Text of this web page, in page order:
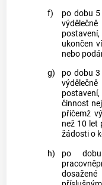
f)
po dobu
ukončen
nebo
g)
po dobu
činnost
přičemž
než 10 let
žádosti o
h)
po